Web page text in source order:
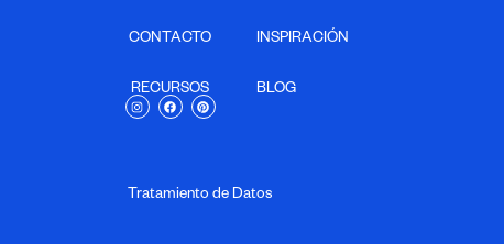
INSPIRACIÓN
BLOG
CONTACTO
RECURSOS
I
r
F
o
P
e
Tratamiento de Datos